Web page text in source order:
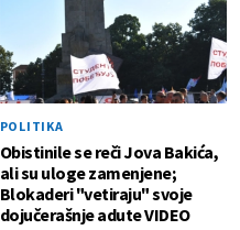
POLITIKA
Obistinile se reči Jova Bakića,
ali su uloge zamenjene;
Blokaderi "vetiraju" svoje
dojučerašnje adute VIDEO